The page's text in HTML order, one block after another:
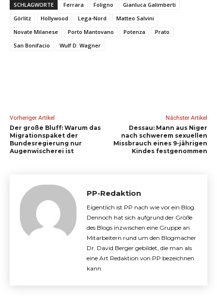
SCHLAGWORTE Ferrara Foligno
Gianluca Galimberti
Görlitz
Hollywood Lega-Nord
Matteo Salvini
Novate Milanese
Porto Mantovano Potenza
Prato
San Bonifacio
Wulf D. Wagner
Vorheriger Artikel
Der große Bluff: Warum das
Migrationspaket der
Bundesregierung nur
Augenwischerei ist
Nächster Artikel
Dessau: Mann aus Niger
nach schwerem sexuellen
Missbrauch eines 9-jährigen
Kindes festgenommen
PP-Redaktion
Eigentlich ist PP nach wie vor ein Blog.
Dennoch hat sich aufgrund der Größe
des Blogs inzwischen eine Gruppe an
Mitarbeitern rund um den Blogmacher
Dr. David Berger gebildet, die man als
eine Art Redaktion von PP bezeichnen
kann.